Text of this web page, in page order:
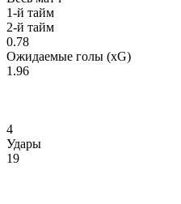
1-й тайм
2-й тайм
0.78
Ожидаемые голы (xG)
1.96
4
Удары
19